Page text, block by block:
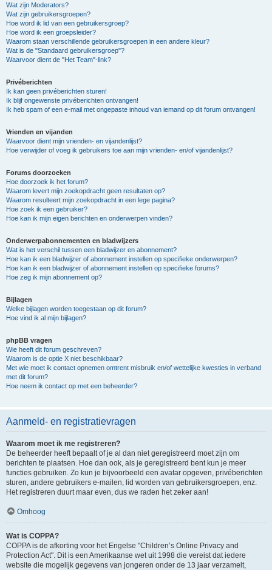
Wat zijn Moderators?
Wat zijn gebruikersgroepen?
Hoe word ik lid van een gebruikersgroep?
Hoe word ik een groepsleider?
Waarom staan verschillende gebruikersgroepen in een andere kleur?
Wat is de "Standaard gebruikersgroep"?
Waarvoor dient de "Het Team"-link?
Privéberichten
Ik kan geen privéberichten sturen!
Ik blijf ongewenste privéberichten ontvangen!
Ik heb spam of een e-mail met ongepaste inhoud van iemand op dit forum ontvangen!
Vrienden en vijanden
Waarvoor dient mijn vrienden- en vijandenlijst?
Hoe verwijder of voeg ik gebruikers toe aan mijn vrienden- en/of vijandenlijst?
Forums doorzoeken
Hoe doorzoek ik het forum?
Waarom levert mijn zoekopdracht geen resultaten op?
Waarom resulteert mijn zoekopdracht in een lege pagina?
Hoe zoek ik een gebruiker?
Hoe kan ik mijn eigen berichten en onderwerpen vinden?
Onderwerpabonnementen en bladwijzers
Wat is het verschil tussen een bladwijzer en abonnement?
Hoe kan ik een bladwijzer of abonnement instellen op specifieke onderwerpen?
Hoe kan ik een bladwijzer of abonnement instellen op specifieke forums?
Hoe zeg ik mijn abonnement op?
Bijlagen
Welke bijlagen worden toegestaan op dit forum?
Hoe vind ik al mijn bijlagen?
phpBB vragen
Wie heeft dit forum geschreven?
Waarom is de optie X niet beschikbaar?
Met wie moet ik contact opnemen omtrent misbruik en/of wettelijke kwesties in verband
met dit forum?
Hoe neem ik contact op met een beheerder?
Aanmeld- en registratievragen
Waarom moet ik me registreren?
De beheerder heeft bepaalt of je al dan niet geregistreerd moet zijn om
berichten te plaatsen. Hoe dan ook, als je geregistreerd bent kun je meer
functies gebruiken. Zo kun je bijvoorbeeld een avatar opgeven, privéberichten
sturen, andere gebruikers e-mailen, lid worden van gebruikersgroepen, enz.
Het registreren duurt maar even, dus we raden het zeker aan!
Omhoog
Wat is COPPA?
COPPA is de afkorting voor het Engelse "Children’s Online Privacy and
Protection Act". Dit is een Amerikaanse wet uit 1998 die vereist dat iedere
website die mogelijk gegevens van jongeren onder de 13 jaar verzamelt,